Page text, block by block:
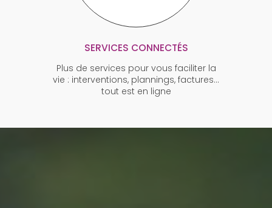
SERVICES CONNECTÉS
Plus de services pour vous faciliter la
vie : interventions, plannings, factures…
tout est en ligne